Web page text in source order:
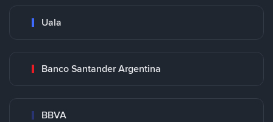
Uala
Banco Santander Argentina
BBVA